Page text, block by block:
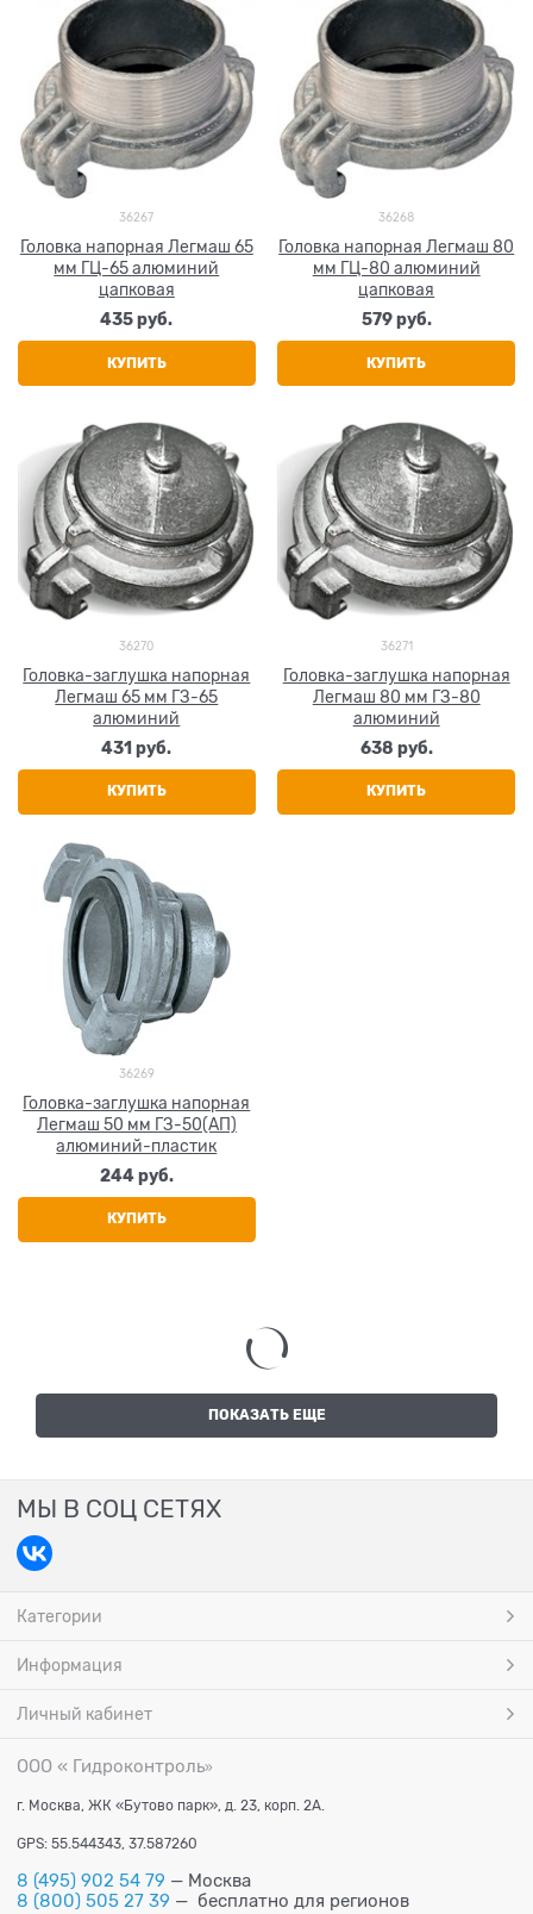
36267
Головка напорная Легмаш 65
мм ГЦ-65 алюминий
цапковая
435 руб.
КУПИТЬ
36268
Головка напорная Легмаш 80
мм ГЦ-80 алюминий
цапковая
579 руб.
КУПИТЬ
36270
Головка-заглушка напорная
Легмаш 65 мм ГЗ-65
алюминий
431 руб.
КУПИТЬ
36271
Головка-заглушка напорная
Легмаш 80 мм ГЗ-80
алюминий
638 руб.
КУПИТЬ
36269
Головка-заглушка напорная
Легмаш 50 мм ГЗ-50(АП)
алюминий-пластик
244 руб.
КУПИТЬ
ПОКАЗАТЬ ЕЩЕ
МЫ В СОЦ СЕТЯХ
Категории
Информация
Личный кабинет
ООО « Гидроконтроль»
г. Москва, ЖК «Бутово парк», д. 23, корп. 2А.
GPS: 55.544343, 37.587260
8 (495) 902 54 79 — Москва
8 (800) 505 27 39 — бесплатно для регионов